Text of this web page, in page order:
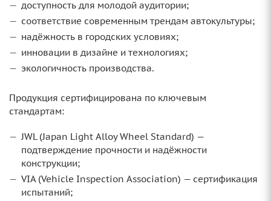
доступность для молодой аудитории;
соответствие современным трендам автокультуры;
надёжность в городских условиях;
инновации в дизайне и технологиях;
экологичность производства.
Продукция сертифицирована по ключевым
стандартам:
JWL (Japan Light Alloy Wheel Standard) —
подтверждение прочности и надёжности
конструкции;
VIA (Vehicle Inspection Association) — сертификация
испытаний;